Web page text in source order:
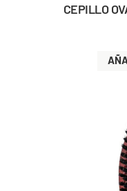
CEPILLO